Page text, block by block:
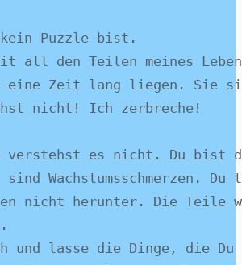
Puzzle bist.
all den Teilen meines
Zeit lang liegen. Sie
nicht! Ich zerbreche!
verstehst es nicht. Du bist
Wachstumsschmerzen.
nicht herunter. Die Teile
und lasse die Dinge, die